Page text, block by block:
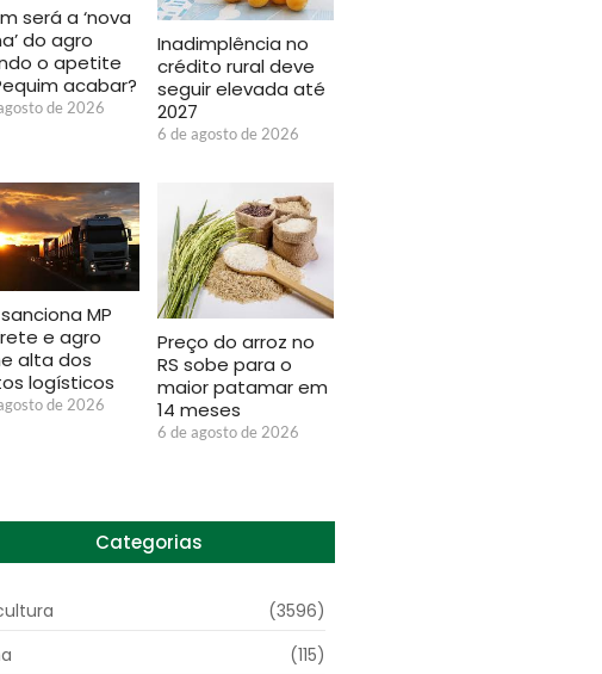
será a ‘nova
do agro
o apetite
acabar?
de 2026
Inadimplência no
crédito rural deve
seguir elevada até
2027
6 de agosto de 2026
MP
e agro
alta dos
logísticos
de 2026
Preço do arroz no
RS sobe para o
maior patamar em
14 meses
6 de agosto de 2026
Categorias
(3596)
(115)